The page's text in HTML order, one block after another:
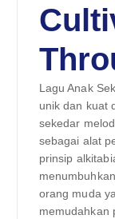
Lagu Anak
unik dan kuat
sekedar
sebagai alat
prinsip
orang muda
memudahkan